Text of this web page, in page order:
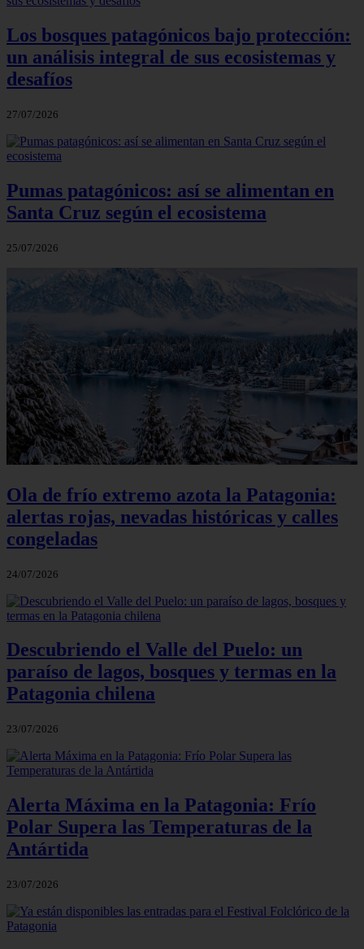
Los bosques patagónicos bajo protección:
un análisis integral de sus ecosistemas y
desafíos
27/07/2026
Pumas patagónicos: así se alimentan en
Santa Cruz según el ecosistema
25/07/2026
Ola de frío extremo azota la Patagonia:
alertas rojas, nevadas históricas y calles
congeladas
24/07/2026
Descubriendo el Valle del Puelo: un
paraíso de lagos, bosques y termas en la
Patagonia chilena
23/07/2026
Alerta Máxima en la Patagonia: Frío
Polar Supera las Temperaturas de la
Antártida
23/07/2026